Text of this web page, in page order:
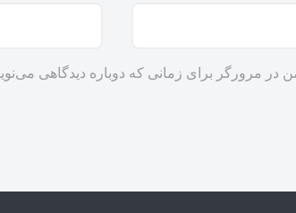
در مرورگر برای زمانی که دوباره دیدگاهی